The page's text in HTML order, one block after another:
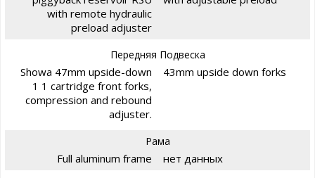
with remote hydraulic
preload adjuster
Передняя Подвеска
Showa 47mm upside-down
1 1 cartridge front forks,
compression and rebound
adjuster.
43mm upside down forks
Рама
Full aluminum frame нет данных